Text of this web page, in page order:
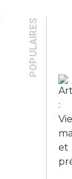
POPULAIRES